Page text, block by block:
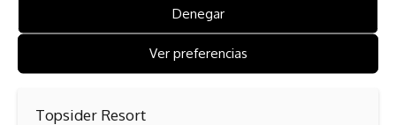
Denegar
Ver preferencias
desafíos con mayor eficacia.
Topsider Resort